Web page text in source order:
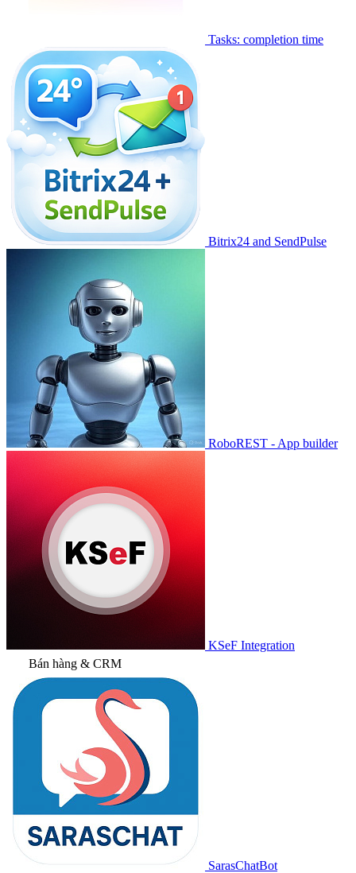
Tasks: completion time
Bitrix24 and SendPulse
RoboREST - App builder
KSeF Integration
Bán hàng & CRM
SarasChatBot